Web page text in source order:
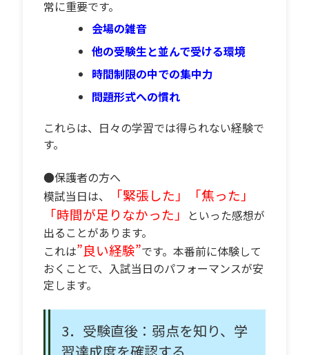
常に重要です。
会場の雑音
他の受験生と並んで受ける環境
時間制限の中での集中力
問題形式への慣れ
これらは、日々の学習では得られない経験で
す。
●保護者の方へ
模試当日は、
「緊張した」「焦った」
「時間が足りなかった」
といった感想が
出ることがあります。
これは”良い経験”です。本番前に体験して
おくことで、入試当日のパフォーマンスが安
定します。
3．受験直後：弱点を知り、学